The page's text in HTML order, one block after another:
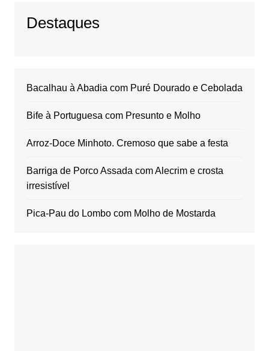
Destaques
Bacalhau à Abadia com Puré Dourado e Cebolada
Bife à Portuguesa com Presunto e Molho
Arroz-Doce Minhoto. Cremoso que sabe a festa
Barriga de Porco Assada com Alecrim e crosta
irresistível
Pica-Pau do Lombo com Molho de Mostarda